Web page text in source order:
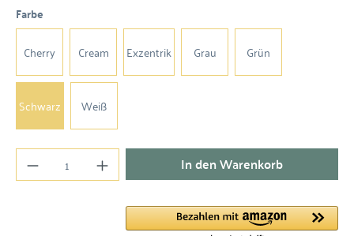
Farbe
Cherry Cream Exzentrik Grau Grün
Schwarz Weiß
In den Warenkorb